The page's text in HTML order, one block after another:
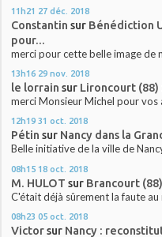
11h21 27 déc. 2018
Constantin sur Bénédiction
pour...
merci pour cette belle image de
13h16 29 nov. 2018
le lorrain sur Lironcourt (88)
merci Monsieur Michel pour vos
12h19 31 oct. 2018
Pétin sur Nancy dans la
Belle initiative de la ville de
08h15 18 oct. 2018
M. HULOT sur Brancourt
C'était déjà sûrement la faute au
08h23 05 oct. 2018
Victorsur Nancy :